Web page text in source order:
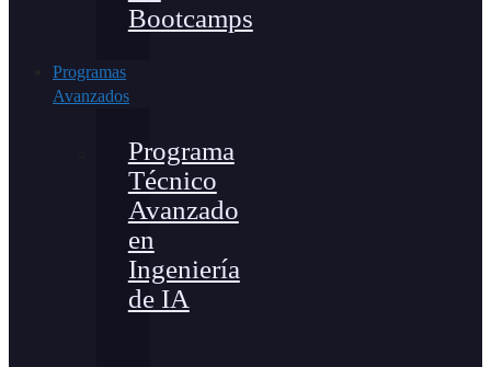
Bootcamps
Programas
Avanzados
Programa
Técnico
Avanzado
en
Ingeniería
de IA